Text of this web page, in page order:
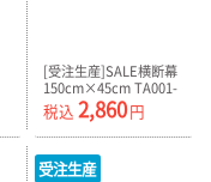
[受注生産]SALE横断幕
150cm×45cm TA001-
09
税込 2,860円
受注生産